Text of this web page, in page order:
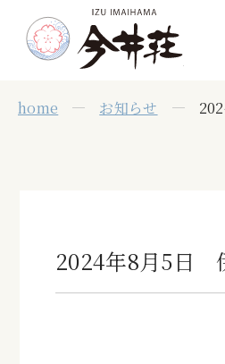
home お知らせ
2024年8月5日